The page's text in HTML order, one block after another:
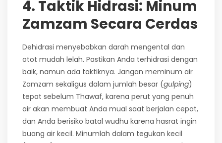
4. Taktik Hidrasi: Minum
Zamzam Secara Cerdas
Dehidrasi menyebabkan darah mengental dan
otot mudah lelah. Pastikan Anda terhidrasi dengan
baik, namun ada taktiknya. Jangan meminum air
Zamzam sekaligus dalam jumlah besar (gulping)
tepat sebelum Thawaf, karena perut yang penuh
air akan membuat Anda mual saat berjalan cepat,
dan Anda berisiko batal wudhu karena hasrat ingin
buang air kecil. Minumlah dalam tegukan kecil